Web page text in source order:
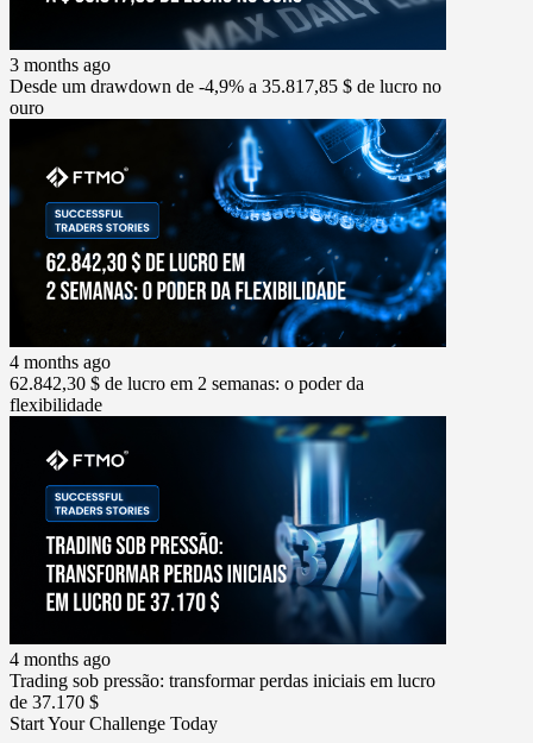
3 months ago
Desde um drawdown de -4,9% a 35.817,85 $ de lucro no
ouro
4 months ago
62.842,30 $ de lucro em 2 semanas: o poder da
flexibilidade
4 months ago
Trading sob pressão: transformar perdas iniciais em lucro
de 37.170 $
Start Your Challenge Today